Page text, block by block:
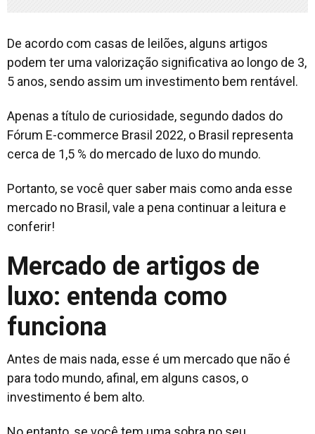
De acordo com casas de leilões, alguns artigos
podem ter uma valorização significativa ao longo de 3,
5 anos, sendo assim um investimento bem rentável.
Apenas a título de curiosidade, segundo dados do
Fórum E-commerce Brasil 2022, o Brasil representa
cerca de 1,5 % do mercado de luxo do mundo.
Portanto, se você quer saber mais como anda esse
mercado no Brasil, vale a pena continuar a leitura e
conferir!
Mercado de artigos de
luxo: entenda como
funciona
Antes de mais nada, esse é um mercado que não é
para todo mundo, afinal, em alguns casos, o
investimento é bem alto.